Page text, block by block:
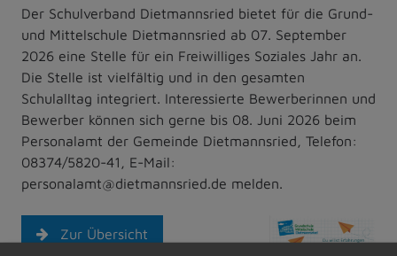
Der Schulverband Dietmannsried bietet für die Grund-
und Mittelschule Dietmannsried ab 07. September
2026 eine Stelle für ein Freiwilliges Soziales Jahr an.
Die Stelle ist vielfältig und in den gesamten
Schulalltag integriert. Interessierte Bewerberinnen und
Bewerber können sich gerne bis 08. Juni 2026 beim
Personalamt der Gemeinde Dietmannsried, Telefon:
08374/5820-41, E-Mail:
personalamt@dietmannsried.de melden.
Zur Übersicht